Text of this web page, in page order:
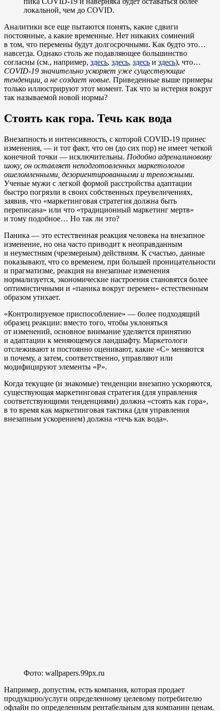
локальной, чем до COVID.
Аналитики все еще пытаются понять, какие сдвиги
постоянные, а какие временные. Нет никаких сомнений
в том, что перемены будут долгосрочными. Как будто это…
навсегда. Однако столь же подавляющее большинство
согласны (см., например, здесь, здесь, здесь и здесь), что…
COVID-19 значительно ускоряет уже существующие
тенденции, а не создает новые. Приведенные выше примеры
только иллюстрируют этот момент. Так что за истерия вокруг
так называемой новой нормы?
Стоять как гора. Течь как вода
Внезапность и интенсивность, с которой COVID-19 принес
изменения, — и тот факт, что он (до сих пор) не имеет четкой
конечной точки — исключительны. Подобно адреналиновому
шоку, он оставляет неподготовленных маркетологов
ошеломленными, дезориентированными и тревожными.
Ученые мужи с легкой формой расстройства адаптации
быстро погрязли в своих собственных преувеличениях,
заявив, что «маркетинговая стратегия должна быть
переписана» или что «традиционный маркетинг мертв»
и тому подобное… Но так ли это?
Паника — это естественная реакция человека на внезапное
изменение, но она часто приводит к неоправданным
и неуместным (чрезмерным) действиям. К счастью, данные
показывают, что со временем, при большей проницательности
и прагматизме, реакция на внезапные изменения
нормализуется, экономические настроения становятся более
оптимистичными и «паника вокруг перемен» естественным
образом утихает.
«Контролируемое приспособление» — более подходящий
образец реакции: вместо того, чтобы уклоняться
от изменений, основное внимание уделяется принятию
и адаптации к меняющемуся ландшафту. Маркетологи
отслеживают и постоянно оценивают, какие «C» меняются
и почему, а затем, соответственно, управляют или
модифицируют элементы «P».
Когда текущие (и знакомые) тенденции внезапно ускоряются,
существующая маркетинговая стратегия (для управления
соответствующими тенденциями) должна «стоять как гора»,
в то время как маркетинговая тактика (для управления
внезапным ускорением) должна «течь как вода».
Фото: wallpapers.99px.ru
Например, допустим, есть компания, которая продает
продукцию/услуги определенному целевому потребителю
офлайн по определенным рентабельным для компании ценам.